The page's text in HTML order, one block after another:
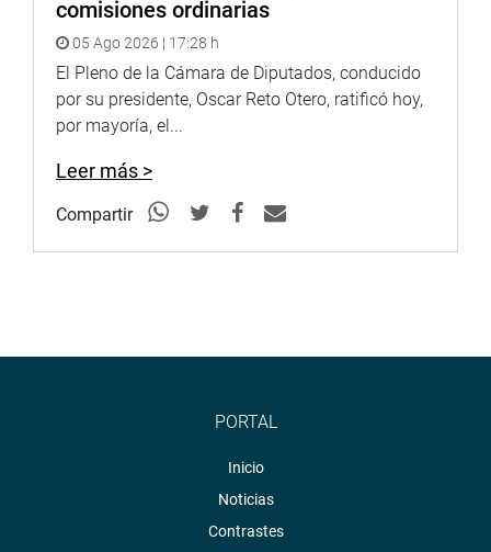
http://www.congreso.gob.pe/
Facebook:https://www.facebook.com/congresoperu
Twitter: https://twitter.com/congresoperu
Youtube:http://www.youtube.com/congresoperu
Soundcloud:https://soundcloud.com/radiocongreso
comisiones ordinarias
05 Ago 2026 | 17:28 h
El Pleno de la Cámara de Diputados, conducido
por su presidente, Oscar Reto Otero, ratificó hoy,
por mayoría, el...
Leer más >
Compartir
PORTAL
Inicio
Noticias
Contrastes